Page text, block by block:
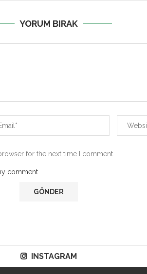
YORUM BIRAK
for the next time I comment.
comment.
INSTAGRAM